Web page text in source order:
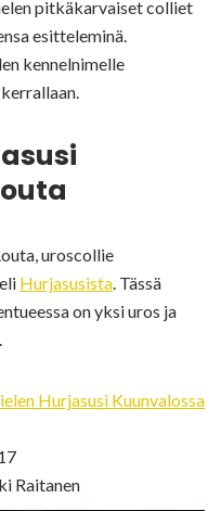
pitkäkarvaiset colliet
esitteleminä.
kennelnimelle
uroscollie
Hurjasusista. Tässä
on yksi uros ja
Hurjasusi Kuunvalossa
Raitanen